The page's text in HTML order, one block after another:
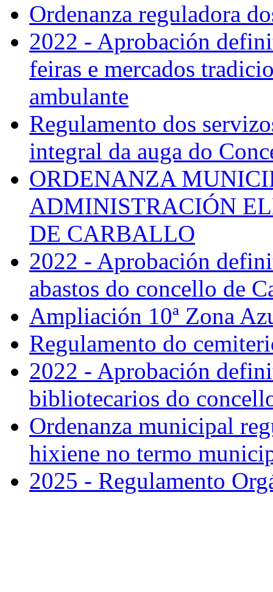
Ordenanza reguladora
2022 - Aprobación
feiras e mercados
ambulante
Regulamento dos
integral da auga do
ORDENANZA
ADMINISTRACIÓN
DE CARBALLO
2022 - Aprobación
abastos do concello de
Ampliación 10ª Zona
Regulamento do
2022 - Aprobación
bibliotecarios do
Ordenanza municipal
hixiene no termo
2025 - Regulamento